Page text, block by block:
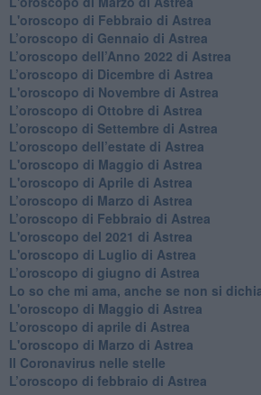
L'oroscopo di Febbraio di Astrea
​L’oroscopo di Gennaio di Astrea
​L’oroscopo dell’Anno 2022 di Astrea
​L’oroscopo di Dicembre di Astrea
L'oroscopo di Novembre di Astrea
​L’oroscopo di Ottobre di Astrea
​L’oroscopo di Settembre di Astrea
L’oroscopo dell’estate di Astrea
L'oroscopo di Maggio di Astrea
L'oroscopo di Aprile di Astrea
​L’oroscopo di Marzo di Astrea
​L’oroscopo di Febbraio di Astrea
L'oroscopo del 2021 di Astrea
L'oroscopo di Luglio di Astrea
​L’oroscopo di giugno di Astrea
​Lo so che mi ama, anche se non si
L'oroscopo di Maggio di Astrea
​L’oroscopo di aprile di Astrea
L'oroscopo di Marzo di Astrea
Il Coronavirus nelle stelle
​L’oroscopo di febbraio di Astrea